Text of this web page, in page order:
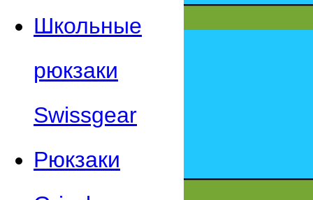
Школьные
рюкзаки
Swissgear
Рюкзаки